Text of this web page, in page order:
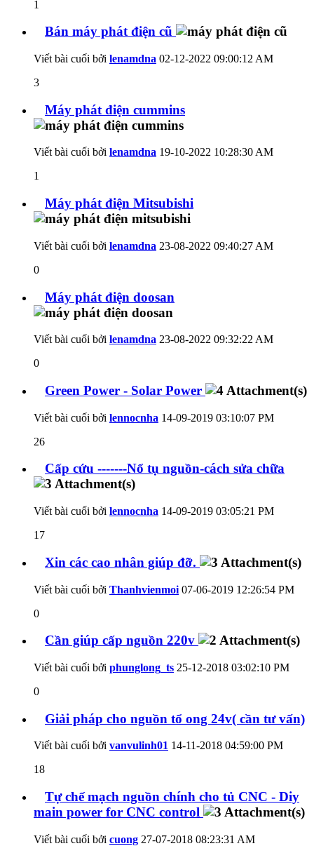
1
Bán máy phát điện cũ
Viết bài cuối bởi lenamdna 02-12-2022 09:00:12 AM
3
Máy phát điện cummins
Viết bài cuối bởi lenamdna 19-10-2022 10:28:30 AM
1
Máy phát điện Mitsubishi
Viết bài cuối bởi lenamdna 23-08-2022 09:40:27 AM
0
Máy phát điện doosan
Viết bài cuối bởi lenamdna 23-08-2022 09:32:22 AM
0
Green Power - Solar Power
Viết bài cuối bởi lennocnha 14-09-2019 03:10:07 PM
26
Cấp cứu -------Nổ tụ nguồn-cách sửa chữa
Viết bài cuối bởi lennocnha 14-09-2019 03:05:21 PM
17
Xin các cao nhân giúp đỡ.
Viết bài cuối bởi Thanhvienmoi 07-06-2019 12:26:54 PM
0
Cần giúp cấp nguồn 220v
Viết bài cuối bởi phunglong_ts 25-12-2018 03:02:10 PM
0
Giải pháp cho nguồn tổ ong 24v( cần tư vấn)
Viết bài cuối bởi vanvulinh01 14-11-2018 04:59:00 PM
18
Tự chế mạch nguồn chính cho tủ CNC - Diy
main power for CNC control
Viết bài cuối bởi cuong 27-07-2018 08:23:31 AM